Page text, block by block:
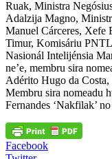
Ruak, Ministra
Adalzija Magno,
Manuel Cárceres, Xefe
Timur, Komisáriu
Nasionál Intelijénsia
ne’e, membru sira
Adérito Hugo da
Membru sira nomeadu
Fernandes ‘Nakfilak’
Facebook